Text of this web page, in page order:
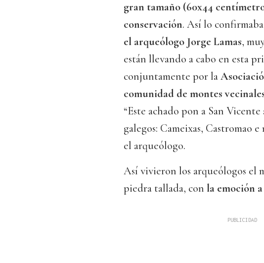
gran tamaño (60x44
conservación. Así lo
el arqueólogo Jorge Lamas,
están llevando a cabo en esta
conjuntamente por la
comunidad de montes
“Este achado pon a San Vicente
galegos: Cameixas, Castromao
el arqueólogo.
Así vivieron los arqueólogos el
piedra tallada, con la emoción